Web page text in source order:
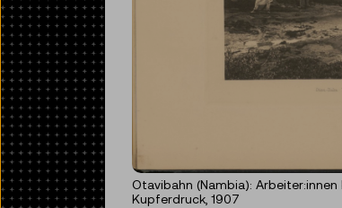
Otavibahn (Nambia):
Kupferdruck, 1907